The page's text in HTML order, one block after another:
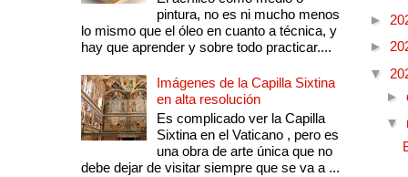
pintura, no es ni mucho menos
lo mismo que el óleo en cuanto a técnica, y
hay que aprender y sobre todo practicar....
Imágenes de la Capilla Sixtina
en alta resolución
Es complicado ver la Capilla
Sixtina en el Vaticano , pero es
una obra de arte única que no
debe dejar de visitar siempre que se va a ...
►
►
▼
►
▼